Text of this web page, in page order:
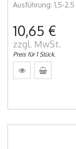
Ausführung: 1,5-2,5
10,65 €
zzgl. MwSt.
Preis für 1 Stück.